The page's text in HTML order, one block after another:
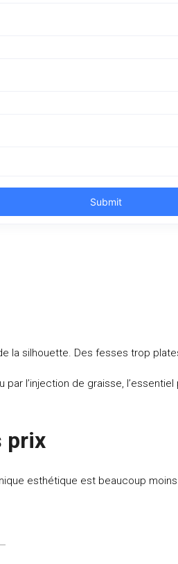
la silhouette. Des fesses trop
l’injection de graisse,
prix
esthétique est beaucoup